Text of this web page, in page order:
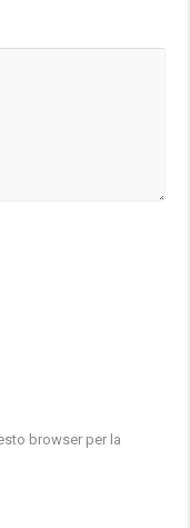
browser per la